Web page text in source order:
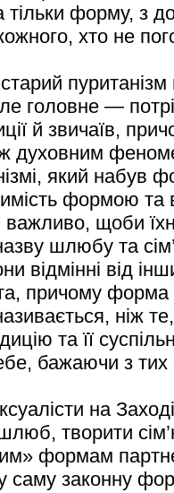
тільки форму, з
хто не
старий
головне —
й звичаїв,
духовним
який набув
формою та
важливо, щоби
шлюбу та
відмінні від
причому форма
ніж
та її
бажаючи з
на
творити
формам
саму законну